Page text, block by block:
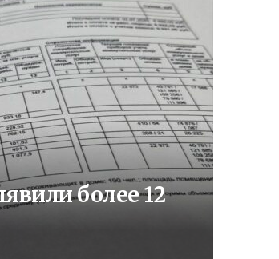
более 12